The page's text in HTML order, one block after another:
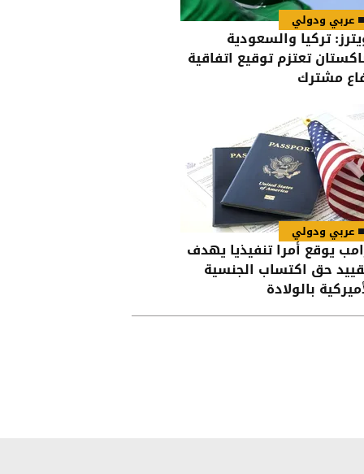
عربي ودولي
تركيا والسعودية
تعتزم توقيع اتفاقية
مشترك
عربي ودولي
يوقع أمرا تنفيذيا يهدف
حق اكتساب الجنسية
بالولادة